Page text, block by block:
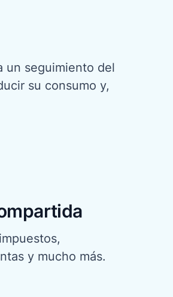
un seguimiento del
su consumo y,
y mucho más.